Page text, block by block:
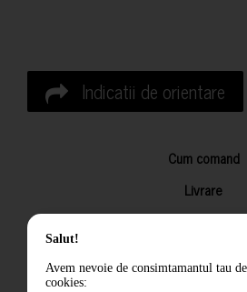
Indicatii de orientare
Cum comand
Livrare
Returnarea
Salut!
Avem nevoie de consimtamantul tau
cookies: